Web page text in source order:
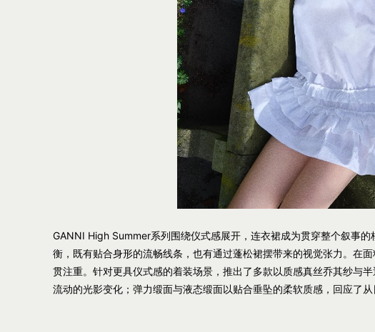
GANNI High Summer系列围绕仪式感展开，连衣裙成为贯穿整个叙事
衡，既有贴合身形的流畅线条，也有通过蓬松裙摆带来的视觉张力。在
贯注重。针对更具仪式感的着装场景，推出了多款以质感真丝乔其纱与
流动的光影变化；弹力缎面与液态缎面以贴合垂坠的柔软质感，回应了从